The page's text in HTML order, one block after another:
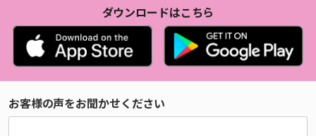
ダウンロードはこちら
お客様の声をお聞かせください